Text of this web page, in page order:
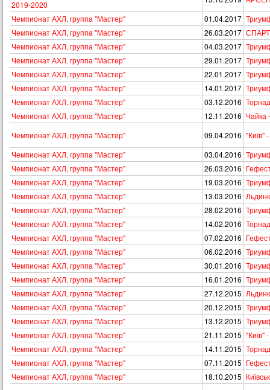
2019-2020
Чемпионат АХЛ, группа "Мастер"
01.04.2017
Чемпионат АХЛ, группа "Мастер"
26.03.2017
Чемпионат АХЛ, группа "Мастер"
04.03.2017
Чемпионат АХЛ, группа "Мастер"
29.01.2017
Чемпионат АХЛ, группа "Мастер"
22.01.2017
Чемпионат АХЛ, группа "Мастер"
14.01.2017
Чемпионат АХЛ, группа "Мастер"
03.12.2016
Чемпионат АХЛ, группа "Мастер"
12.11.2016 Чайка
Чемпионат АХЛ, группа "Мастер"
09.04.2016 "Київ"
Чемпионат АХЛ, группа "Мастер"
03.04.2016
Чемпионат АХЛ, группа "Мастер"
26.03.2016
Чемпионат АХЛ, группа "Мастер"
19.03.2016
Чемпионат АХЛ, группа "Мастер"
13.03.2016
Чемпионат АХЛ, группа "Мастер"
28.02.2016
Чемпионат АХЛ, группа "Мастер"
14.02.2016
Чемпионат АХЛ, группа "Мастер"
07.02.2016
Чемпионат АХЛ, группа "Мастер"
06.02.2016
Чемпионат АХЛ, группа "Мастер"
30.01.2016
Чемпионат АХЛ, группа "Мастер"
16.01.2016
Чемпионат АХЛ, группа "Мастер"
27.12.2015
Чемпионат АХЛ, группа "Мастер"
20.12.2015
Чемпионат АХЛ, группа "Мастер"
13.12.2015
Чемпионат АХЛ, группа "Мастер"
21.11.2015 "Київ"
Чемпионат АХЛ, группа "Мастер"
14.11.2015
Чемпионат АХЛ, группа "Мастер"
07.11.2015
Чемпионат АХЛ, группа "Мастер"
18.10.2015